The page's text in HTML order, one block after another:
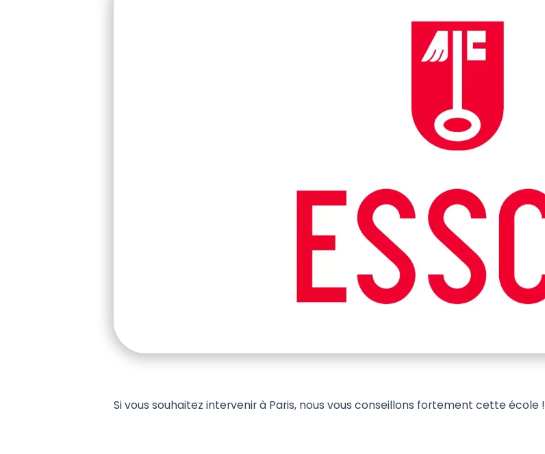
Si vous souhaitez intervenir à Paris, nous vous conseillons fortement cette école !